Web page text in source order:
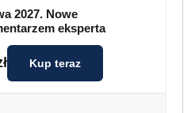
2027. Nowe
eksperta
Kup teraz